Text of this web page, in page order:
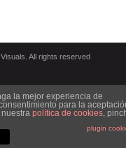
All rights reserved
la mejor experiencia de
para la
política de cookies,
plugin